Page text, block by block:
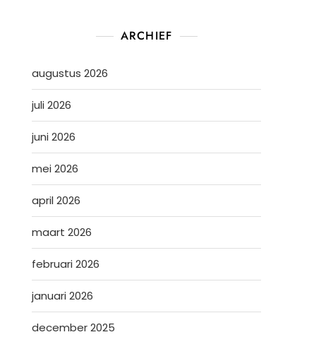
ARCHIEF
augustus 2026
juli 2026
juni 2026
mei 2026
april 2026
maart 2026
februari 2026
januari 2026
december 2025